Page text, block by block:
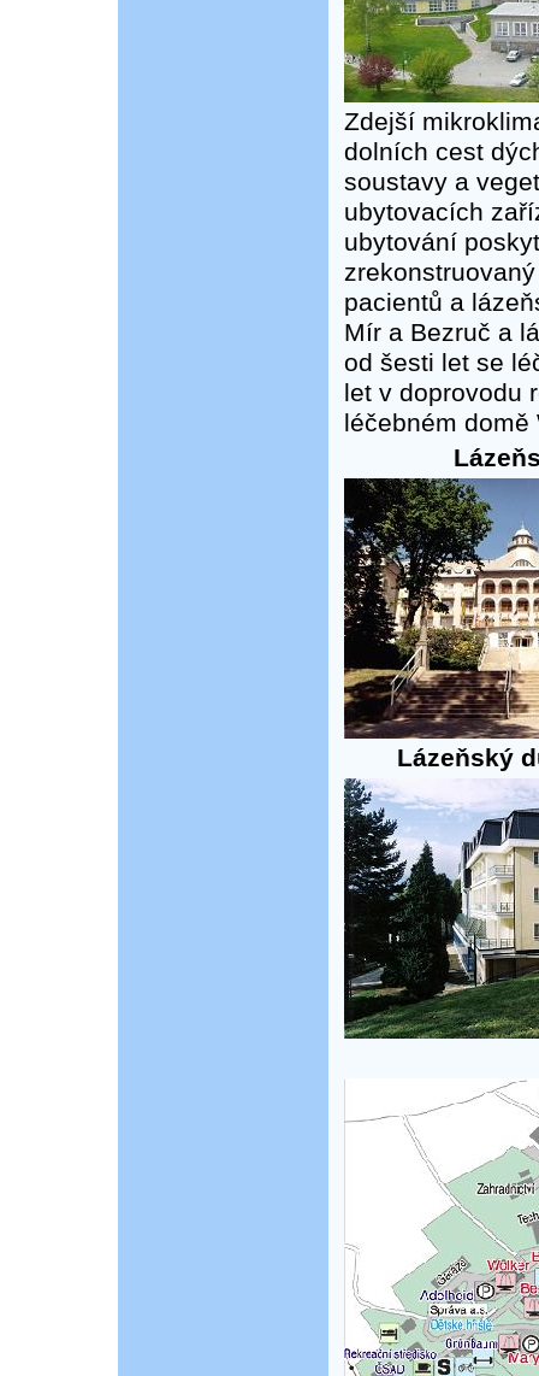
Zdejší
dolních cest
soustavy a
ubytovacích
ubytování
pacientů a
Mír a Bezruč a
od šesti let se
let v doprovodu
léčebném domě
Lázeňský